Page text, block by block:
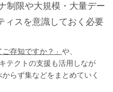
制限や大規模・大量デー
ィスを意識しておく必要
ご存知ですか？」 や、
テクトの支援も活用しなが
らず集などをまとめていく